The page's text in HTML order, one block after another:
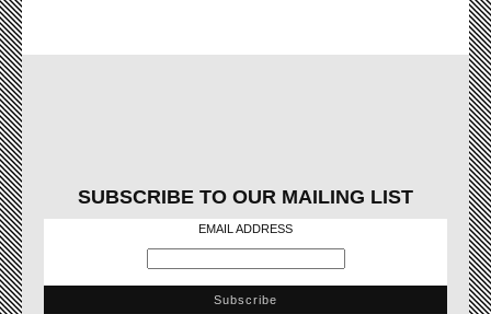
SUBSCRIBE TO OUR MAILING LIST
EMAIL ADDRESS